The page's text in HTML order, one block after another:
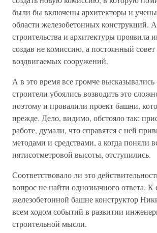
были бы включены архитекторы и
области железобетонных конструкций.
строительства и архитектуры проявила
создав не комиссию, а постоянный
воздвигаемых сооружений.
А в это время все громче
строители убоялись возводить это
поэтому и провалили проект башни,
прежде. Дело, видимо, обстояло так:
работе, думали, что справятся с ней
методами и средствами, а когда поняли
пятисотметровой высоты, отступились.
Соответствовало ли это
вопрос не найти однозначного ответа. К
железобетонной башне конструктор
всем ходом событий в развитии
строительной мысли.